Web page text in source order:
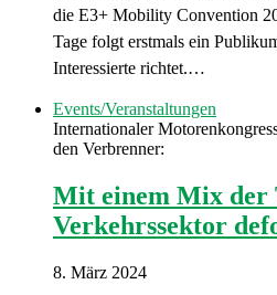
die E3+ Mobility Convention
Tage folgt erstmals ein
Interessierte richtet.…
Events/Veranstaltungen
Internationaler
den Verbrenner:
Mit einem Mix der
Verkehrssektor
8. März 2024